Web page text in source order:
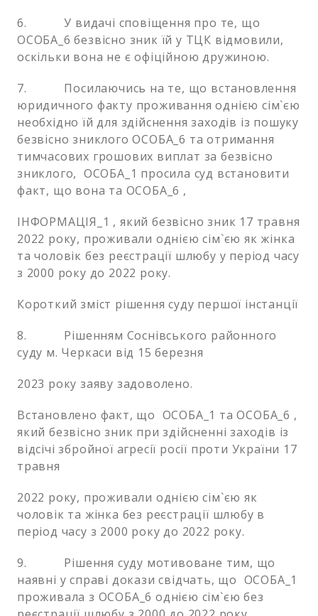
6. У видачі сповіщення про те, що
ОСОБА_6 безвісно зник їй у ТЦК відмовили,
оскільки вона не є офіційною дружиною.
7. Посилаючись на те, що встановлення
юридичного факту проживання однією сім`єю
необхідно їй для здійснення заходів із пошуку
безвісно зниклого ОСОБА_6 та отримання
тимчасових грошових виплат за безвісно
зниклого, ОСОБА_1 просила суд встановити
факт, що вона та ОСОБА_6 ,
ІНФОРМАЦІЯ_1 , який безвісно зник 17 травня
2022 року, проживали однією сім`єю як жінка
та чоловік без реєстрації шлюбу у період часу
з 2000 року до 2022 року.
Короткий зміст рішення суду першої інстанції
8. Рішенням Соснівського районного
суду м. Черкаси від 15 березня
2023 року заяву задоволено.
Встановлено факт, що ОСОБА_1 та ОСОБА_6 ,
який безвісно зник при здійсненні заходів із
відсічі збройної агресії росії проти України 17
травня
2022 року, проживали однією сім`єю як
чоловік та жінка без реєстрації шлюбу в
період часу з 2000 року до 2022 року.
9. Рішення суду мотивоване тим, що
наявні у справі докази свідчать, що ОСОБА_1
проживала з ОСОБА_6 однією сім`єю без